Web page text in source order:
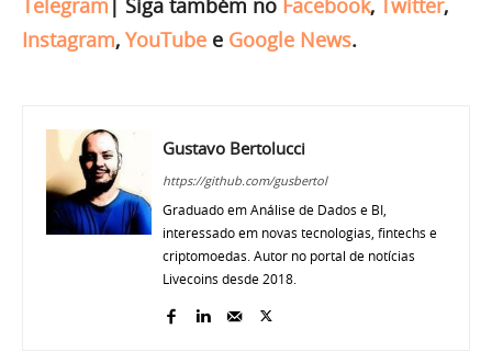
Telegram | Siga também no Facebook, Twitter,
Instagram, YouTube e Google News.
Gustavo Bertolucci
https://github.com/gusbertol
Graduado em Análise de Dados e BI,
interessado em novas tecnologias, fintechs e
criptomoedas. Autor no portal de notícias
Livecoins desde 2018.